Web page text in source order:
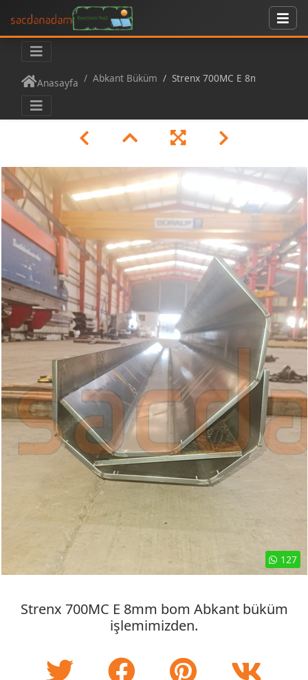
Anasayfa Abkant Büküm Strenx 700MC E 8mm bom Abkant büküm
127
Strenx 700MC E 8mm bom Abkant büküm
işlemimizden.